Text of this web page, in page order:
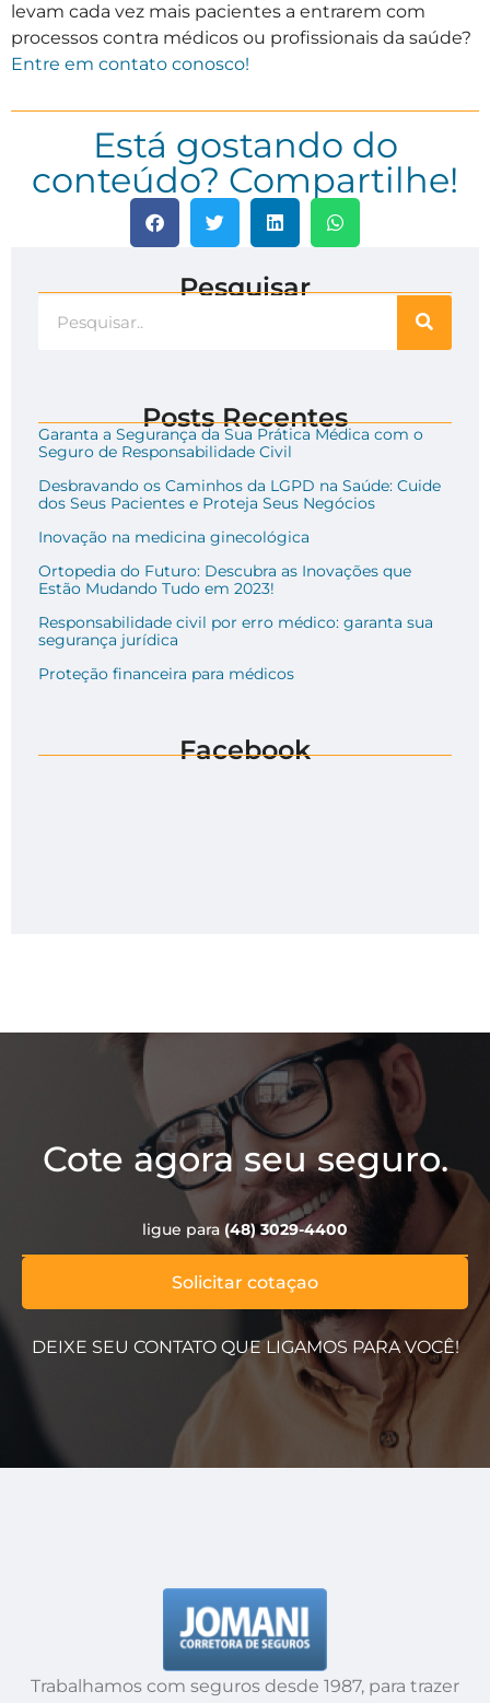
levam cada vez mais pacientes a entrarem com
processos contra médicos ou profissionais da saúde?
Entre em contato conosco!
Está gostando do
conteúdo? Compartilhe!
Pesquisar
Posts Recentes
Garanta a Segurança da Sua Prática Médica com o
Seguro de Responsabilidade Civil
Desbravando os Caminhos da LGPD na Saúde: Cuide
dos Seus Pacientes e Proteja Seus Negócios
Inovação na medicina ginecológica
Ortopedia do Futuro: Descubra as Inovações que
Estão Mudando Tudo em 2023!
Responsabilidade civil por erro médico: garanta sua
segurança jurídica
Proteção financeira para médicos
Facebook
Cote agora seu seguro.
Solicitar cotaçao
ligue para (48) 3029-4400
DEIXE SEU CONTATO QUE LIGAMOS PARA VOCÊ!
Trabalhamos com seguros desde 1987, para trazer